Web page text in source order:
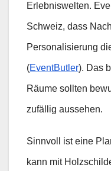
Erlebniswelten.
Schweiz, dass
Personalisierung
(EventButler). Das
Räume sollten
zufällig aussehen.
Sinnvoll ist eine
kann mit